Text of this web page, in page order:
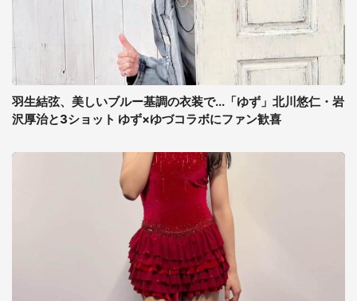
羽生結弦、美しいブルー基調の衣装で...「ゆず」北川悠仁・岩
沢厚治と3ショット ゆず×ゆづコラボにファン歓喜